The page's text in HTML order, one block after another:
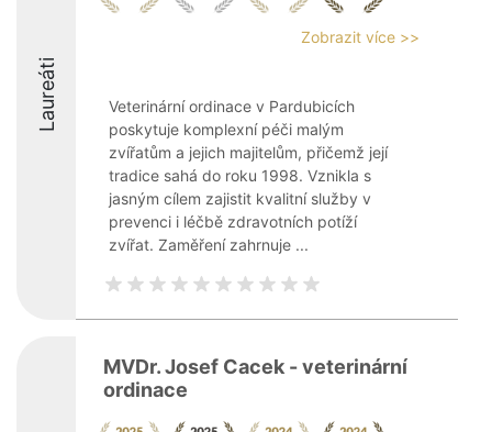
Laureáti
Zobrazit více >>
Veterinární ordinace v Pardubicích
poskytuje komplexní péči malým
zvířatům a jejich majitelům, přičemž její
tradice sahá do roku 1998. Vznikla s
jasným cílem zajistit kvalitní služby v
prevenci i léčbě zdravotních potíží
zvířat. Zaměření zahrnuje ...
MVDr. Josef Cacek - veterinární
ordinace